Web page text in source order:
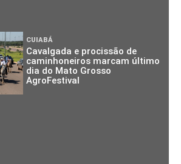
CUIABÁ
Cavalgada e procissão de
caminhoneiros marcam último
dia do Mato Grosso
AgroFestival